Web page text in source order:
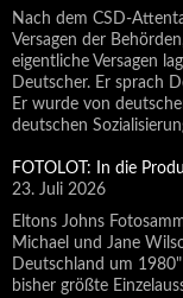
Nach dem CSD-
Versagen der
eigentliche Versagen
Deutscher. Er sprach
Er wurde von
deutschen
FOTOLOT: In die
23. Juli 2026
Eltons Johns
Michael und Jane
Deutschland um
bisher größte